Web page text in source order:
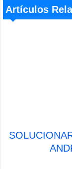
Artículos